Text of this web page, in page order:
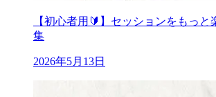
【初心者用🔰】セッションをもっ
集
2026年5月13日